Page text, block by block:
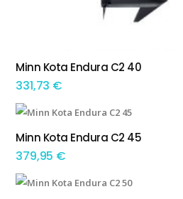
ADICIONAR
Minn Kota Endura C2 40
331,73 €
ADICIONAR
Minn Kota Endura C2 45
379,95 €